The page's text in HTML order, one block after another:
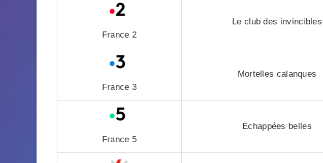
France 2
Le club des invincibles
France 3
Mortelles calanques
France 5
Echappées belles